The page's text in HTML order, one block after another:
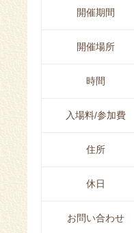
開催期間
開催場所
時間
入場料/参加費
住所
休日
お問い合わせ